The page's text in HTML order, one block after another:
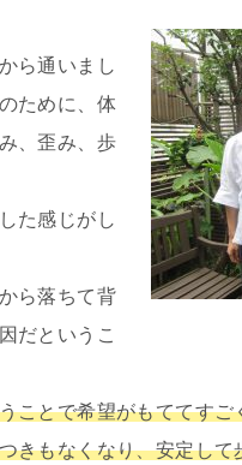
ら通いまし
ために、体
、歪み、歩
た感じがし
ら落ちて背
だというこ
ことで希望がもててすご
きもなくなり、安定し